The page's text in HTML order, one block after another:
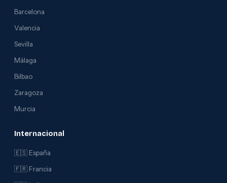
Barcelona
Valencia
Sevilla
Málaga
Bilbao
Zaragoza
Murcia
Internacional
🇪🇸 España
🇫🇷 Francia